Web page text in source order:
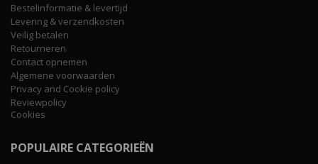
Bestelinformatie & levertijd
Levering & verzendkosten
Veilig betalen
Retourneren
Contact opnemen
Algemene voorwaarden
Privacy and Cookie policy
Reviewpolicy
Cookies
POPULAIRE CATEGORIEËN